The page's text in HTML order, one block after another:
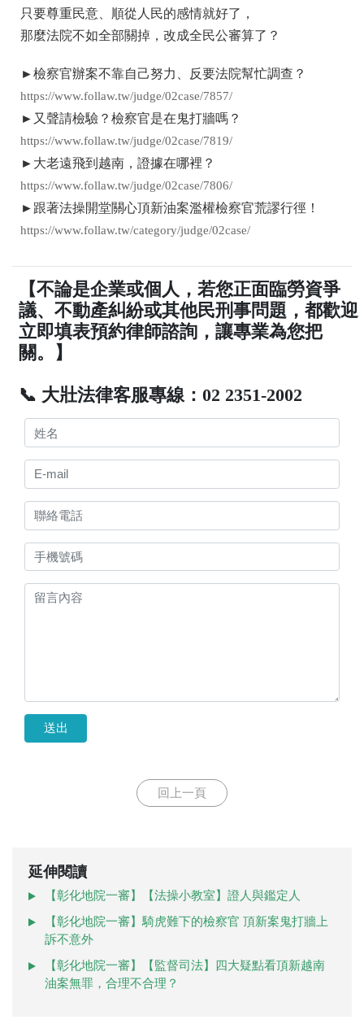
只要尊重民意、順從人民的感情就好了，
那麼法院不如全部關掉，改成全民公審算了？
►檢察官辦案不靠自己努力、反要法院幫忙調查？
https://www.follaw.tw/judge/02case/7857/
►又聲請檢驗？檢察官是在鬼打牆嗎？
https://www.follaw.tw/judge/02case/7819/
►大老遠飛到越南，證據在哪裡？
https://www.follaw.tw/judge/02case/7806/
►跟著法操開堂關心頂新油案濫權檢察官荒謬行徑！
https://www.follaw.tw/category/judge/02case/
【不論是企業或個人，若您正面臨勞資爭
議、不動產糾紛或其他民刑事問題，都歡迎
立即填表預約律師諮詢，讓專業為您把
關。】
📞 大壯法律客服專線：02 2351-2002
送出
回上一頁
延伸閱讀
【彰化地院一審】【法操小教室】證人與鑑定人
【彰化地院一審】騎虎難下的檢察官 頂新案鬼打牆上
訴不意外
【彰化地院一審】【監督司法】四大疑點看頂新越南
油案無罪，合理不合理？